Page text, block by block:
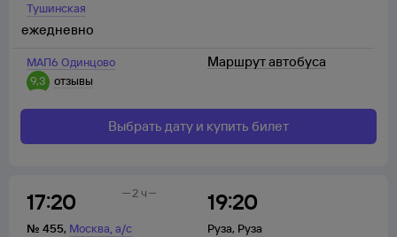
Тушинская
МАП6 Одинцово
9,3
отзывы
ежедневно
Маршрут автобуса
Выбрать дату и купить билет
17:20
№ 455, Москва,а/с
19:20
Руза, Руза
2 ч